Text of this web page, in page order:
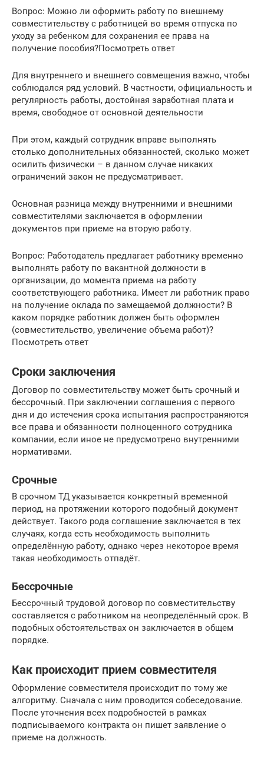
Вопрос: Можно ли оформить работу по внешнему
совместительству с работницей во время отпуска по
уходу за ребенком для сохранения ее права на
получение пособия?Посмотреть ответ
Для внутреннего и внешнего совмещения важно, чтобы
соблюдался ряд условий. В частности, официальность и
регулярность работы, достойная заработная плата и
время, свободное от основной деятельности
При этом, каждый сотрудник вправе выполнять
столько дополнительных обязанностей, сколько может
осилить физически – в данном случае никаких
ограничений закон не предусматривает.
Основная разница между внутренними и внешними
совместителями заключается в оформлении
документов при приеме на вторую работу.
Вопрос: Работодатель предлагает работнику временно
выполнять работу по вакантной должности в
организации, до момента приема на работу
соответствующего работника. Имеет ли работник право
на получение оклада по замещаемой должности? В
каком порядке работник должен быть оформлен
(совместительство, увеличение объема работ)?
Посмотреть ответ
Сроки заключения
Договор по совместительству может быть срочный и
бессрочный. При заключении соглашения с первого
дня и до истечения срока испытания распространяются
все права и обязанности полноценного сотрудника
компании, если иное не предусмотрено внутренними
нормативами.
Срочные
В срочном ТД указывается конкретный временной
период, на протяжении которого подобный документ
действует. Такого рода соглашение заключается в тех
случаях, когда есть необходимость выполнить
определённую работу, однако через некоторое время
такая необходимость отпадёт.
Бессрочные
Бессрочный трудовой договор по совместительству
составляется с работником на неопределённый срок. В
подобных обстоятельствах он заключается в общем
порядке.
Как происходит прием совместителя
Оформление совместителя происходит по тому же
алгоритму. Сначала с ним проводится собеседование.
После уточнения всех подробностей в рамках
подписываемого контракта он пишет заявление о
приеме на должность.